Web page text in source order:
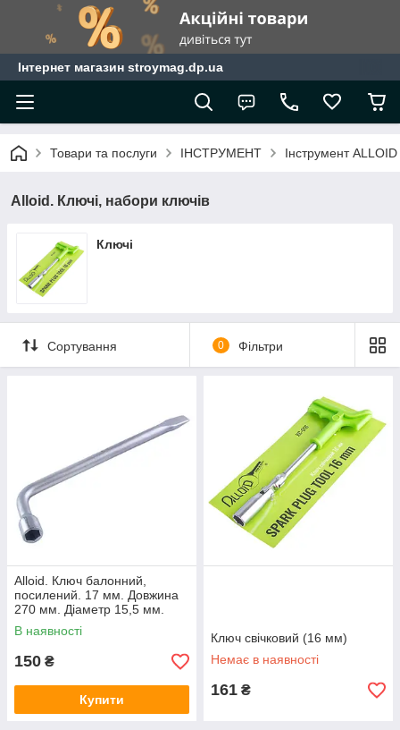
Інтернет магазин stroymag.dp.ua
Товари та послуги ІНСТРУМЕНТ Інструмент ALLOID
Alloid. Ключі, набори ключів
Ключі
Сортування 0 Фільтри
Alloid. Ключ балонний,
посилений. 17 мм. Довжина
270 мм. Діаметр 15,5 мм.
В наявності
150 ₴
Купити
Ключ свічковий (16 мм)
Немає в наявності
161 ₴